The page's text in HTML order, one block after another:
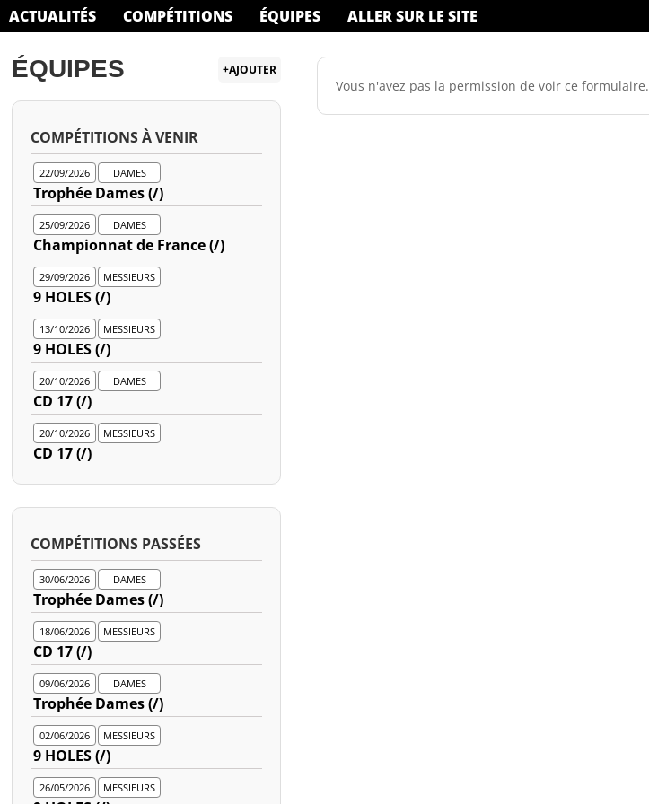
ACTUALITÉS COMPÉTITIONS ÉQUIPES ALLER SUR LE SITE
ÉQUIPES +AJOUTER
COMPÉTITIONS À VENIR
22/09/2026 DAMES
Trophée Dames (/)
25/09/2026 DAMES
Championnat de France (/)
29/09/2026 MESSIEURS
9 HOLES (/)
13/10/2026 MESSIEURS
9 HOLES (/)
20/10/2026 DAMES
CD 17 (/)
20/10/2026 MESSIEURS
CD 17 (/)
COMPÉTITIONS PASSÉES
30/06/2026 DAMES
Trophée Dames (/)
18/06/2026 MESSIEURS
CD 17 (/)
09/06/2026 DAMES
Trophée Dames (/)
02/06/2026 MESSIEURS
9 HOLES (/)
26/05/2026 MESSIEURS
Vous n'avez pas la permission de voir ce formulaire.